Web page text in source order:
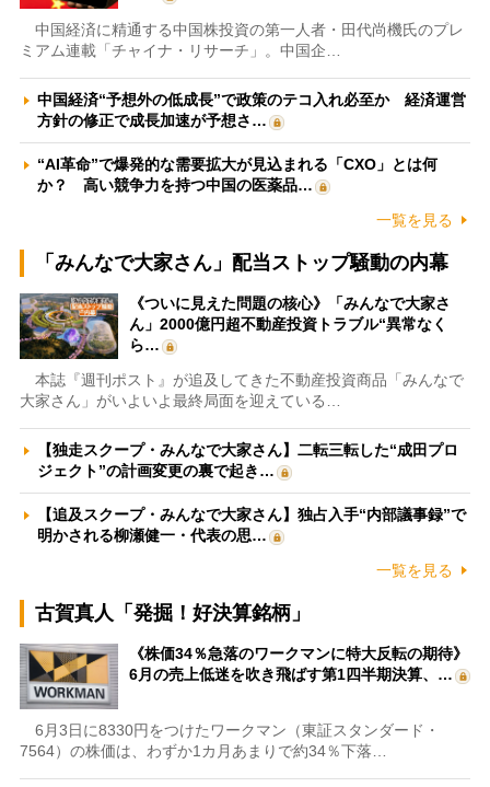
中国経済に精通する中国株投資の第一人者・田代尚機氏のプレ
ミアム連載「チャイナ・リサーチ」。中国企…
中国経済“予想外の低成長”で政策のテコ入れ必至か 経済運営
方針の修正で成長加速が予想さ…
“AI革命”で爆発的な需要拡大が見込まれる「CXO」とは何
か？ 高い競争力を持つ中国の医薬品…
一覧を見る
「みんなで大家さん」配当ストップ騒動の内幕
《ついに見えた問題の核心》「みんなで大家さ
ん」2000億円超不動産投資トラブル“異常なく
ら…
本誌『週刊ポスト』が追及してきた不動産投資商品「みんなで
大家さん」がいよいよ最終局面を迎えている…
【独走スクープ・みんなで大家さん】二転三転した“成田プロ
ジェクト”の計画変更の裏で起き…
【追及スクープ・みんなで大家さん】独占入手“内部議事録”で
明かされる柳瀬健一・代表の思…
一覧を見る
古賀真人「発掘！好決算銘柄」
《株価34％急落のワークマンに特大反転の期待》
6月の売上低迷を吹き飛ばす第1四半期決算、…
6月3日に8330円をつけたワークマン（東証スタンダード・
7564）の株価は、わずか1カ月あまりで約34％下落…